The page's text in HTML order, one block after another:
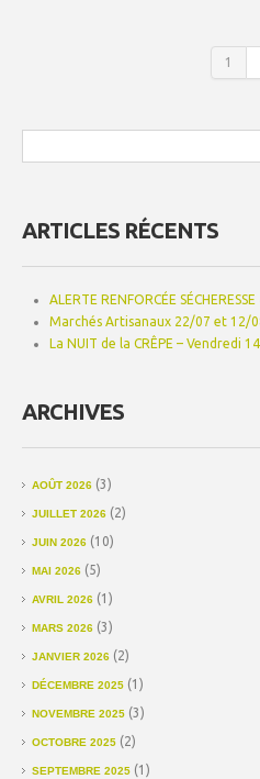
1
ARTICLES RÉCENTS
ALERTE RENFORCÉE SÉCHERESSE
Marchés Artisanaux 22/07 et 12/
La NUIT de la CRÊPE – Vendredi
ARCHIVES
AOÛT 2026 (3)
JUILLET 2026 (2)
JUIN 2026 (10)
MAI 2026 (5)
AVRIL 2026 (1)
MARS 2026 (3)
JANVIER 2026 (2)
DÉCEMBRE 2025 (1)
NOVEMBRE 2025 (3)
OCTOBRE 2025 (2)
SEPTEMBRE 2025 (1)